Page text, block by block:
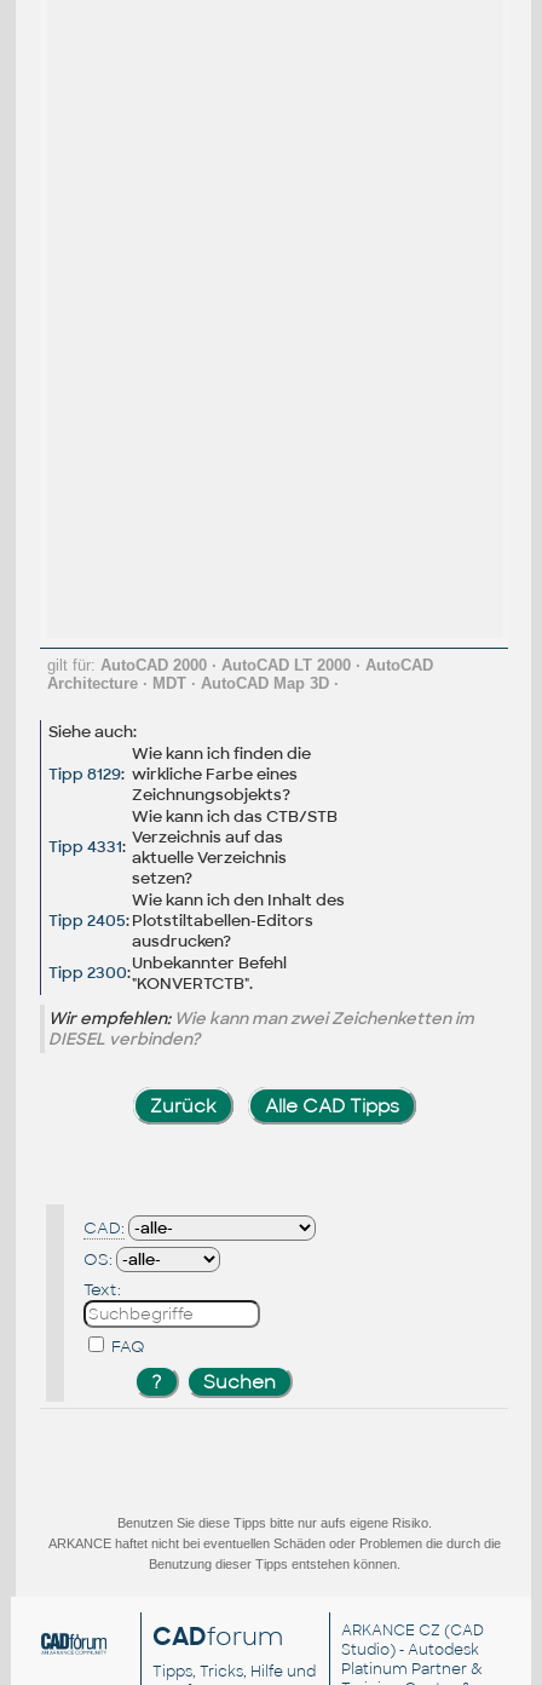
gilt für: AutoCAD 2000· AutoCAD LT 2000· AutoCAD
Architecture· MDT· AutoCAD Map 3D·
Siehe auch:
Tipp 8129:
Wie kann ich finden die
wirkliche Farbe eines
Zeichnungsobjekts?
Tipp 4331:
Wie kann ich das CTB/STB
Verzeichnis auf das
aktuelle Verzeichnis
setzen?
Tipp 2405:
Wie kann ich den Inhalt des
Plotstiltabellen-Editors
ausdrucken?
Tipp 2300:Unbekannter Befehl
"KONVERTCTB".
Wir empfehlen: Wie kann man zwei Zeichenketten im
DIESEL verbinden?
Zurück Alle CAD Tipps
CAD:
OS:
Text:
FAQ
Benutzen Sie diese Tipps bitte nur aufs eigene Risiko.
ARKANCE haftet nicht bei eventuellen Schäden oder Problemen die durch die
Benutzung dieser Tipps entstehen können.
CADforum
Tipps, Tricks, Hilfe und
ARKANCE CZ (CAD
Studio) - Autodesk
Platinum Partner &